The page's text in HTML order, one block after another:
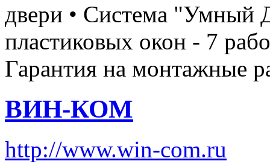
двери • Система "Умный
пластиковых окон - 7
Гарантия на монтажные
ВИН-КОМ
http://www.win-com.ru